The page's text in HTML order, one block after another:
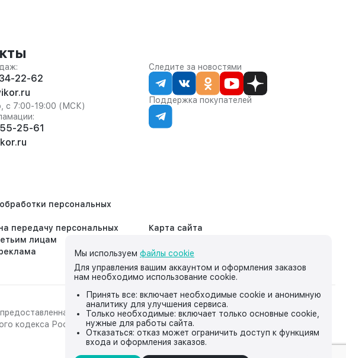
22-62
с 7:00-19:00 (МСК)
25-61
Следите за новостями
Поддержка покупателей
персональных
передачу персональных
лицам
Карта сайта
на нём, носит исключительно информационный характер и ни
кодекса Российской Федерации.
Мы используем файлы cookie
Для управления вашим аккаунтом и оформления заказов
нам необходимо использование cookie.
Принять все: включает необходимые cookie и анонимную
аналитику для улучшения сервиса.
Только необходимые: включает только основные cookie,
нужные для работы сайта.
Отказаться: отказ может ограничить доступ к функциям
входа и оформления заказов.